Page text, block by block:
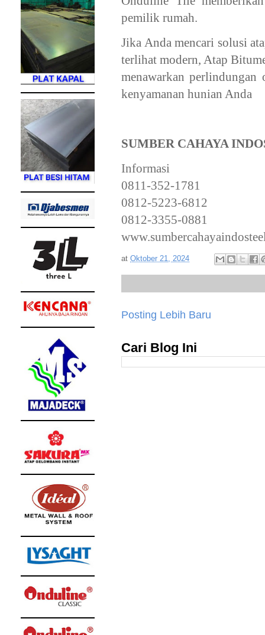
pemilik rumah.
Jika Anda mencari solusi
terlihat modern, Atap
menawarkan
kenyamanan hunian Anda
SUMBER CAHAYA
Informasi
0811-352-1781
0812-5223-6812
0812-3355-0881
at Oktober 21, 2024
Posting Lebih Baru
Cari Blog Ini